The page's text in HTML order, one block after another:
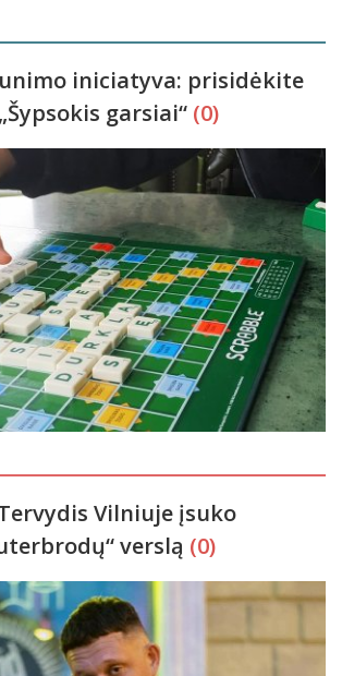
iniciatyva: prisidėkite
garsiai“ (0)
Vilniuje įsuko
verslą (0)